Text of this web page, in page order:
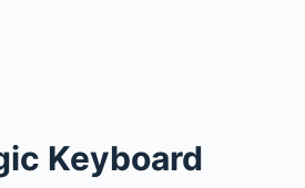
Keyboard